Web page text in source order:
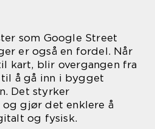
som Google Street
er også en fordel. Når
kart, blir overgangen fra
å gå inn i bygget
Det styrker
og gjør det enklere å
og fysisk.